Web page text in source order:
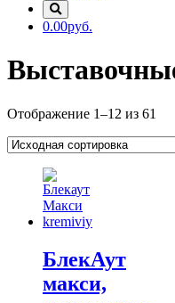
0.00руб.
Отображение 1–12 из 61
БлекАут
макси,